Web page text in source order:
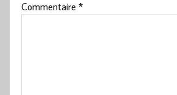
Commentaire*